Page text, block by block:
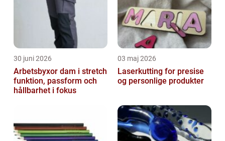
30 juni 2026
Arbetsbyxor dam i stretch
funktion, passform och
hållbarhet i fokus
03 maj 2026
Laserkutting for presise
og personlige produkter